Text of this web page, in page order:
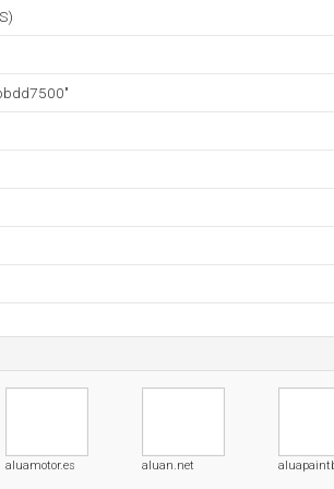
aluamotor.es aluan.net